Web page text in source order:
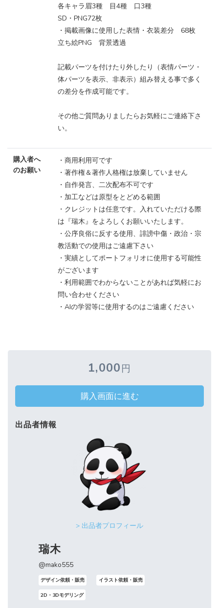
各キャラ眉3種 目4種 口3種
SD・PNG72枚
・掲載画像に使用した表情・衣装差分 68枚
立ち絵PNG 背景透過
記載パーツを付けたり外したり（表情パーツ・
体パーツを表示、非表示）組み替える事で多く
の差分を作成可能です。
その他ご質問ありましたらお気軽にご連絡下さ
い。
購入者へ
のお願い
・商用利用可です
・著作権＆著作人格権は放棄していません
・自作発言、二次配布不可です
・加工などは原型をとどめる範囲
・クレジットは任意です。入れていただける際
は『瑞木』をよろしくお願いいたします。
・公序良俗に反する使用、誹謗中傷・政治・宗
教活動での使用はご遠慮下さい
・実績としてポートフォリオに使用する可能性
がございます
・利用範囲でわからないことがあれば気軽にお
問い合わせください
・AIの学習等に使用するのはご遠慮ください
1,000円
購入画面に進む
出品者情報
> 出品者プロフィール
瑞木
@mako555
デザイン依頼・販売 イラスト依頼・販売
2D・3Dモデリング